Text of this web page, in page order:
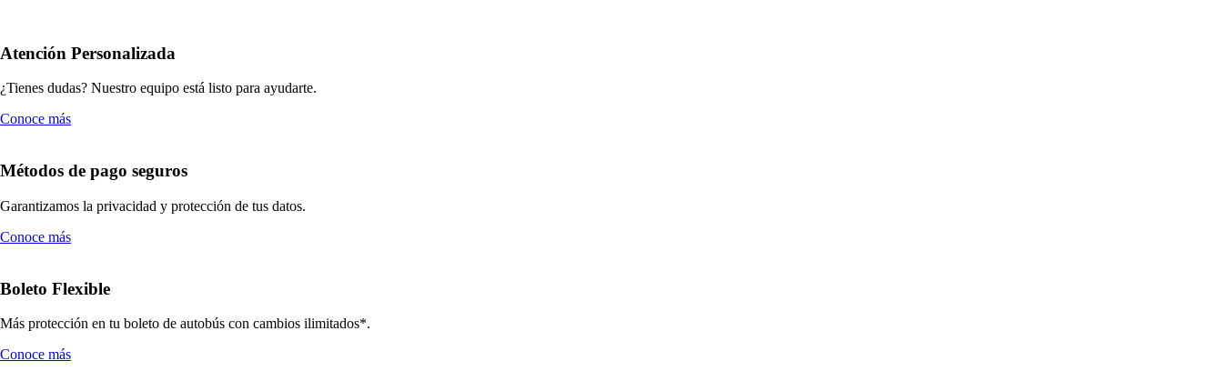
Atención Personalizada
¿Tienes dudas? Nuestro equipo está listo para ayudarte.
Conoce más
Métodos de pago seguros
Garantizamos la privacidad y protección de tus datos.
Conoce más
Boleto Flexible
Más protección en tu boleto de autobús con cambios ilimitados*.
Conoce más